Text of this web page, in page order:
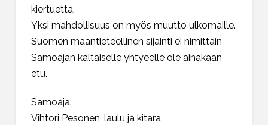
kiertuetta.
Yksi mahdollisuus on myös muutto ulkomaille.
Suomen maantieteellinen sijainti ei nimittäin
Samoajan kaltaiselle yhtyeelle ole ainakaan
etu.
Samoaja:
Vihtori Pesonen, laulu ja kitara